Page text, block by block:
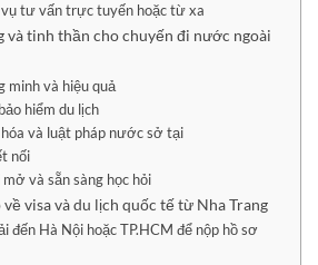
vụ tư vấn trực tuyến hoặc từ xa
và tinh thần cho chuyến đi nước ngoài
minh và hiệu quả
hiểm du lịch
và luật pháp nước sở tại
nối
và sẵn sàng học hỏi
visa và du lịch quốc tế từ Nha Trang
đến Hà Nội hoặc TP.HCM để nộp hồ sơ